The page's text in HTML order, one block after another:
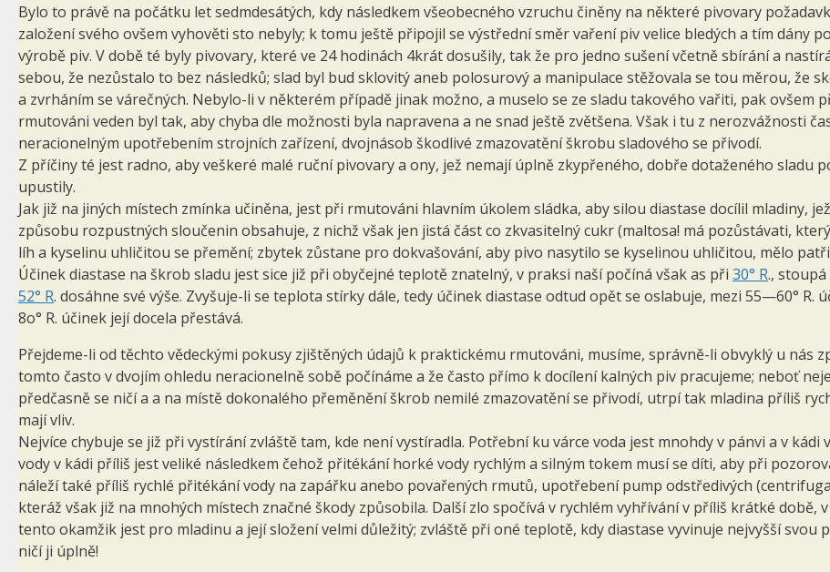
Bylo to právě na počátku let sedmdesátých, kdy následkem všeobecného vzruchu činěny na některé pivovary
založení svého ovšem vyhověti sto nebyly; k tomu ještě připojil se výstřední směr vaření piv velice bledých a tím dány
výrobě piv. V době té byly pivovary, které ve 24 hodinách 4krát dosušily, tak že pro jedno sušení včetně sbírání a
sebou, že nezůstalo to bez následků; slad byl bud sklovitý aneb polosurový a manipulace stěžovala se tou měrou, že
a zvrháním se várečných. Nebylo-li v některém případě jinak možno, a muselo se ze sladu takového vařiti, pak ovšem
rmutováni veden byl tak, aby chyba dle možnosti byla napravena a ne snad ještě zvětšena. Však i tu z nerozvážnosti
neracionelným upotřebením strojních zařízení, dvojnásob škodlivé zmazovatění škrobu sladového se přivodí.
Z příčiny té jest radno, aby veškeré malé ruční pivovary a ony, jež nemají úplně zkypřeného, dobře dotaženého sladu
upustily.
Jak již na jiných místech zmínka učiněna, jest při rmutováni hlavním úkolem sládka, aby silou diastase docílil mladiny,
způsobu rozpustných sloučenin obsahuje, z nichž však jen jistá část co zkvasitelný cukr (maltosa! má pozůstávati,
líh a kyselinu uhličitou se přemění; zbytek zůstane pro dokvašování, aby pivo nasytilo se kyselinou uhličitou, mělo
Účinek diastase na škrob sladu jest sice již při obyčejné teplotě znatelný, v praksi naší počíná však as při 30° R.,
52° R. dosáhne své výše. Zvyšuje-li se teplota stírky dále, tedy účinek diastase odtud opět se oslabuje, mezi 55—60° R.
8o° R. účinek její docela přestává.
Přejdeme-li od těchto vědeckými pokusy zjištěných údajů k praktickému rmutováni, musíme, správně-li obvyklý u nás
tomto často v dvojím ohledu neracionelně sobě počínáme a že často přímo k docílení kalných piv pracujeme; neboť
předčasně se ničí a a na místě dokonalého přeměnění škrob nemilé zmazovatění se přivodí, utrpí tak mladina příliš
mají vliv.
Nejvíce chybuje se již při vystírání zvláště tam, kde není vystíradla. Potřební ku várce voda jest mnohdy v pánvi a v
vody v kádi příliš jest veliké následkem čehož přitékání horké vody rychlým a silným tokem musí se díti, aby při
náleží také příliš rychlé přitékání vody na zapářku anebo povařených rmutů, upotřebení pump odstředivých
kteráž však již na mnohých místech značné škody způsobila. Další zlo spočívá v rychlém vyhřívání v příliš krátké době,
tento okamžik jest pro mladinu a její složení velmi důležitý; zvláště při oné teplotě, kdy diastase vyvinuje nejvyšší svou
ničí ji úplně!